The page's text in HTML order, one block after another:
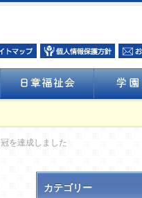
を達成しました
カテゴリー